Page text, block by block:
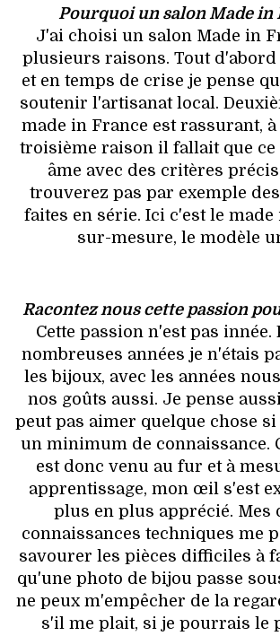
Pourquoi un salon Made in
J'ai choisi un salon Made in
plusieurs raisons. Tout d'abord
et en temps de crise je pense
soutenir l'artisanat local.
made in France est rassurant,
troisième raison il fallait que ce
âme avec des critères
trouverez pas par exemple
faites en série. Ici c'est le made
sur-mesure, le modèle
Racontez nous cette passion
Cette passion n'est pas innée.
nombreuses années je n'étais
les bijoux, avec les années
nos goûts aussi. Je pense
peut pas aimer quelque chose si
un minimum de connaissance.
est donc venu au fur et à
apprentissage, mon œil s'est
plus en plus apprécié. Mes
connaissances techniques me
savourer les pièces difficiles à
qu'une photo de bijou passe
ne peux m'empêcher de la
s'il me plait, si je pourrais le